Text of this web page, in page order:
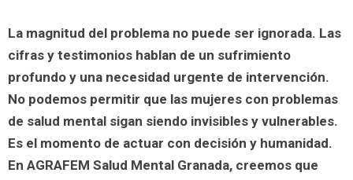
La magnitud del problema no puede ser ignorada. Las
cifras y testimonios hablan de un sufrimiento
profundo y una necesidad urgente de intervención.
No podemos permitir que las mujeres con problemas
de salud mental sigan siendo invisibles y vulnerables.
Es el momento de actuar con decisión y humanidad.
En AGRAFEM Salud Mental Granada, creemos que